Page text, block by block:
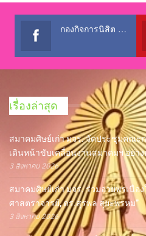
กองกิจการนิสิต สำนักงานอธิการบดี
เรื่องล่าสุด
สมาคมศิษย์เก่า มจร. จัดประชุมคณะ
เดินหน้าขับเคลื่อนงานสมาคมฯ อย่าง
3 สิงหาคม 2026
สมาคมศิษย์เก่า มจร. ร่วมอวยพรเนื่อ
ศาสตราจารย์, ดร.สุรพล สุยะพรหม”
3 สิงหาคม 2026